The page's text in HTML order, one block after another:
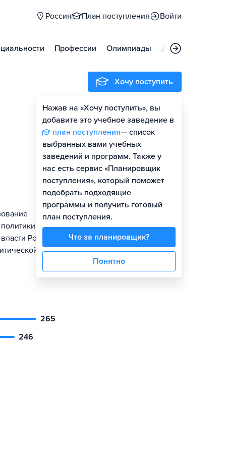
Россия План поступления Войти
Профессии Олимпиады Дни открытых
России
265
246
Хочу поступить
Нажав на «Хочу поступить», вы
добавите это учебное заведение в
план поступления— список
выбранных вами учебных
заведений и программ. Также у
нас есть сервис «Планировщик
поступления», который поможет
подобрать подходящие
программы и получить готовый
план поступления.
Что за планировщик?
Понятно